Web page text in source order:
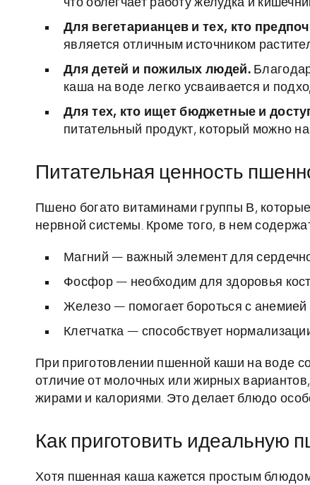
что облегчает работу желудка и
Для вегетарианцев и тех, кто
является отличным источником
Для детей и пожилых людей.
каша на воде легко усваивается и
Для тех, кто ищет бюджетные и
питательный продукт, который можно
Питательная ценность
Пшено богато витаминами группы В,
нервной системы. Кроме того, в нем
Магний — важный элемент для
Фосфор — необходим для здоровья
Железо — помогает бороться с
Клетчатка — способствует
При приготовлении пшенной каши на воде
отличие от молочных или жирных
жирами и калориями. Это делает блюдо
Как приготовить идеальную
Хотя пшенная каша кажется простым